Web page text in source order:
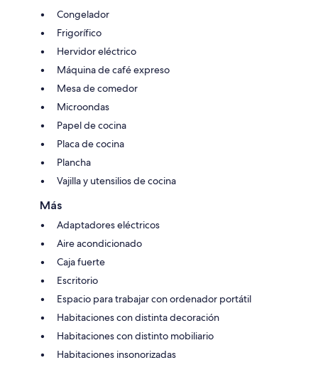
Congelador
Frigorífico
Hervidor eléctrico
Máquina de café expreso
Mesa de comedor
Microondas
Papel de cocina
Placa de cocina
Plancha
Vajilla y utensilios de cocina
Más
Adaptadores eléctricos
Aire acondicionado
Caja fuerte
Escritorio
Espacio para trabajar con ordenador portátil
Habitaciones con distinta decoración
Habitaciones con distinto mobiliario
Habitaciones insonorizadas